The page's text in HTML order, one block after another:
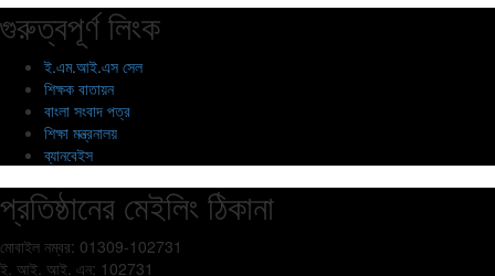
গুরুত্বপূর্ণ লিংক
ই.এম.আই.এস সেল
শিক্ষক বাতায়ন
বাংলা সংবাদ পত্র
শিক্ষা মন্ত্রনালয়
ব্যানবেইস
প্রতিষ্ঠানের মেইলিং ঠিকানা
মোবাইল নম্বর: 01309-102731
ই. আই. আই. এন: 102731